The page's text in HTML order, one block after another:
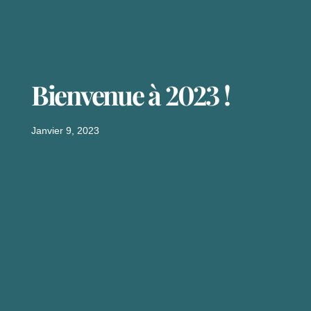
Bienvenue à 2023 !
Janvier 9, 2023